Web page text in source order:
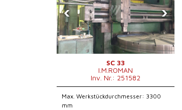
‹ ›
SC 33
I.M.ROMAN
Inv. Nr.: 251582
Max. Werkstückdurchmesser: 3300
mm